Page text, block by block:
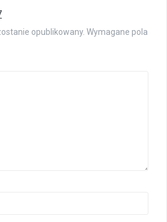
opublikowany. Wymagane pola